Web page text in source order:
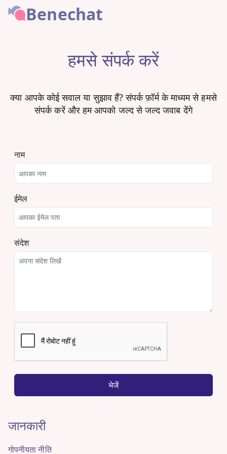
Benechat
हमसे संपर्क करें
क्या आपके कोई सवाल या सुझाव हैं? संपर्क फ़ॉर्म के माध्यम से हमसे
संपर्क करें और हम आपको जल्द से जल्द जवाब देंगे
नाम
ईमेल
संदेश
भेजें
जानकारी
गोपनीयता नीति